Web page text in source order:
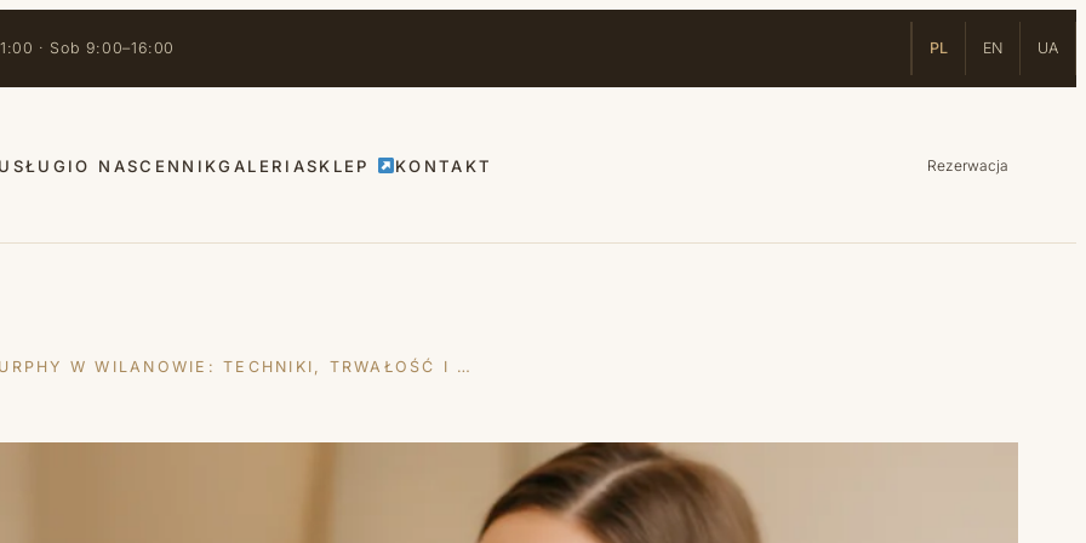
· Sob 9:00–16:00 PL EN UA
USŁUGIO NASCENNIKGALERIASKLEP KONTAKT Rezerwacja
W WILANOWIE: TECHNIKI, TRWAŁOŚĆ I …